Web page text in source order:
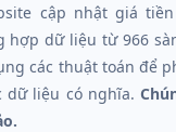
cập nhật giá
hợp dữ liệu từ 966
các thuật toán để
dữ liệu có nghĩa.